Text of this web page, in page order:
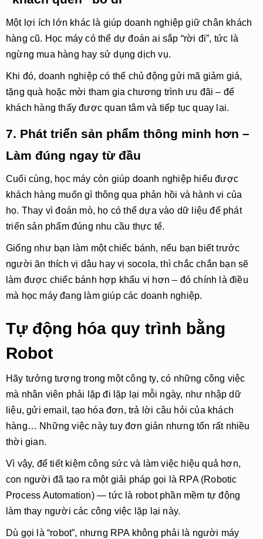
Một lợi ích lớn khác là giúp doanh nghiệpgiữ chân khách
hàng cũ. Học máy có thể dự đoán ai sắp “rời đi”, tức là
ngừng mua hàng hay sử dụng dịch vụ.
Khi đó, doanh nghiệp có thể chủ động gửi mã giảm giá,
tặng quà hoặc mời tham gia chương trình ưu đãi – để
khách hàng thấy được quan tâm và tiếp tục quay lại.
7. Phát triển sản phẩm thông minh hơn –
Làm đúng ngay từ đầu
Cuối cùng, học máy còn giúp doanh nghiệp hiểu được
khách hàng muốn gì thông qua phản hồi và hành vi của
họ. Thay vì đoán mò, họ có thể dựa vào dữ liệu để phát
triển sản phẩm đúng nhu cầu thực tế.
Giống như bạn làm một chiếc bánh, nếu bạn biết trước
người ăn thích vị dâu hay vị socola, thì chắc chắn bạn sẽ
làm được chiếc bánh hợp khẩu vị hơn – đó chính là điều
mà học máy đang làm giúp các doanh nghiệp.
Tự động hóa quy trình bằng
Robot
Hãy tưởng tượng trong một công ty, có những công việc
mà nhân viên phải lặp đi lặp lại mỗi ngày, như nhập dữ
liệu, gửi email, tạo hóa đơn, trả lời câu hỏi của khách
hàng… Những việc này tuy đơn giản nhưng tốn rất nhiều
thời gian.
Vì vậy, để tiết kiệm công sức và làm việc hiệu quả hơn,
con người đã tạo ra một giải pháp gọi là RPA (Robotic
Process Automation)— tức là robot phần mềm tự động
làm thay người các công việc lặp lại này.
Dù gọi là “robot”, nhưng RPA không phải là người máy